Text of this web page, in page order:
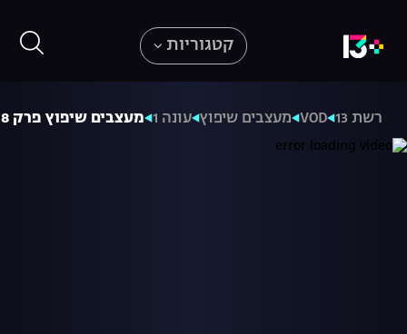
קטגוריות
רשת 13 VOD מעצבים שיפוץ עונה 1 מעצבים שיפוץ פרק 8